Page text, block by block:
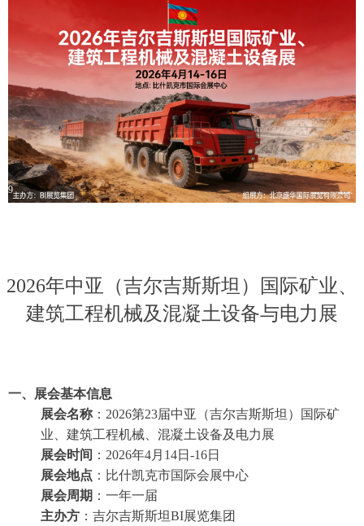
9
2026年中亚（吉尔吉斯斯坦）国际矿业、
建筑工程机械及混凝土设备与电力展
一、展会基本信息
展会名称 ：2026第23届中亚（吉尔吉斯斯坦）国际矿
业、建筑工程机械、混凝土设备及电力展
展会时间 ：2026年4月14日-16日
展会地点 ：比什凯克市国际会展中心
展会周期 ：一年一届
主办方 ：吉尔吉斯斯坦BI展览集团